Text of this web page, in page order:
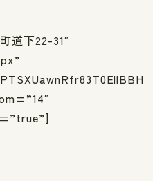
道下22-31″